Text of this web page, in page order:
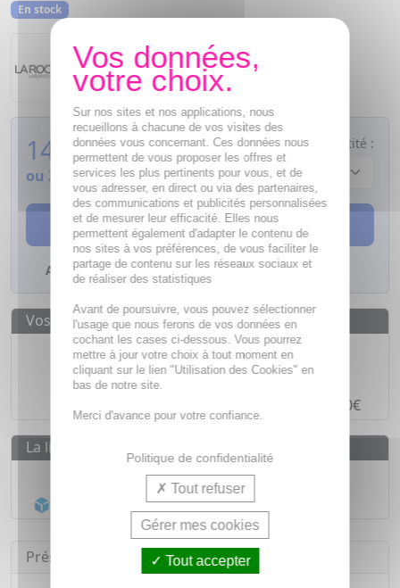
En stock
La Roche Posay
14,55€
ou 3,64€si 4 fois sans frais
Quantité :
AJOUTER AU PANIER
Ajouter à mes favoris
Vos avantages
Des prixIMBATTABLES
Paiement en ligneSÉCURISÉ
à partir de 30€
La livraison
Livraison gratuite dès55€
Acheminement Chronopost
Présentation
Sur nos sites et nos applications, nous
recueillons à chacune de vos visites des
données vous concernant. Ces données nous
permettent de vous proposer les offres et
services les plus pertinents pour vous, et de
vous adresser, en direct ou via des partenaires,
des communications et publicités personnalisées
et de mesurer leur efficacité. Elles nous
permettent également d'adapter le contenu de
nos sites à vos préférences, de vous faciliter le
partage de contenu sur les réseaux sociaux et
de réaliser des statistiques
Avant de poursuivre, vous pouvez sélectionner
l'usage que nous ferons de vos données en
cochant les cases ci-dessous. Vous pourrez
mettre à jour votre choix à tout moment en
cliquant sur le lien "Utilisation des Cookies" en
bas de notre site.
Merci d'avance pour votre confiance.
Politique de confidentialité
Tout refuser
Gérer mes cookies
Tout accepter